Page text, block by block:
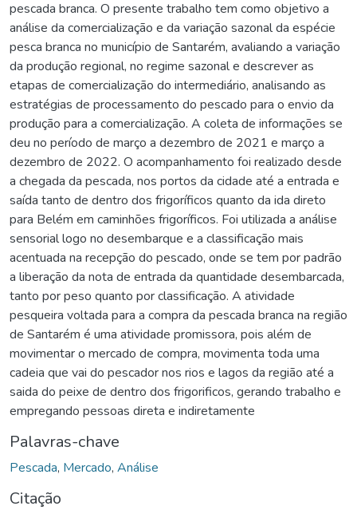
pescada branca. O presente trabalho tem como objetivo a
análise da comercialização e da variação sazonal da espécie
pesca branca no município de Santarém, avaliando a variação
da produção regional, no regime sazonal e descrever as
etapas de comercialização do intermediário, analisando as
estratégias de processamento do pescado para o envio da
produção para a comercialização. A coleta de informações se
deu no período de março a dezembro de 2021 e março a
dezembro de 2022. O acompanhamento foi realizado desde
a chegada da pescada, nos portos da cidade até a entrada e
saída tanto de dentro dos frigoríficos quanto da ida direto
para Belém em caminhões frigoríficos. Foi utilizada a análise
sensorial logo no desembarque e a classificação mais
acentuada na recepção do pescado, onde se tem por padrão
a liberação da nota de entrada da quantidade desembarcada,
tanto por peso quanto por classificação. A atividade
pesqueira voltada para a compra da pescada branca na região
de Santarém é uma atividade promissora, pois além de
movimentar o mercado de compra, movimenta toda uma
cadeia que vai do pescador nos rios e lagos da região até a
saida do peixe de dentro dos frigorificos, gerando trabalho e
empregando pessoas direta e indiretamente
Palavras-chave
Pescada, Mercado, Análise
Citação